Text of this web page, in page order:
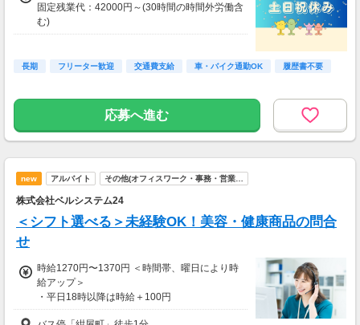
固定残業代：42000円～(30時間の時間外労働含
む)
賞 与 ：115500円～(6月・12月)
合)
長期 フリーター歓迎 交通費支給 車・バイク通勤OK 履歴書不要
応募へ進む
new アルバイト その他(オフィスワーク・事務・営業…
株式会社ベルシステム24
＜シフト選べる＞未経験OK！美容・健康商品の問合
せ
時給1270円〜1370円 ＜時間帯、曜日により時
給アップ＞
・平日18時以降は時給＋100円
・土日祝は時給＋100円